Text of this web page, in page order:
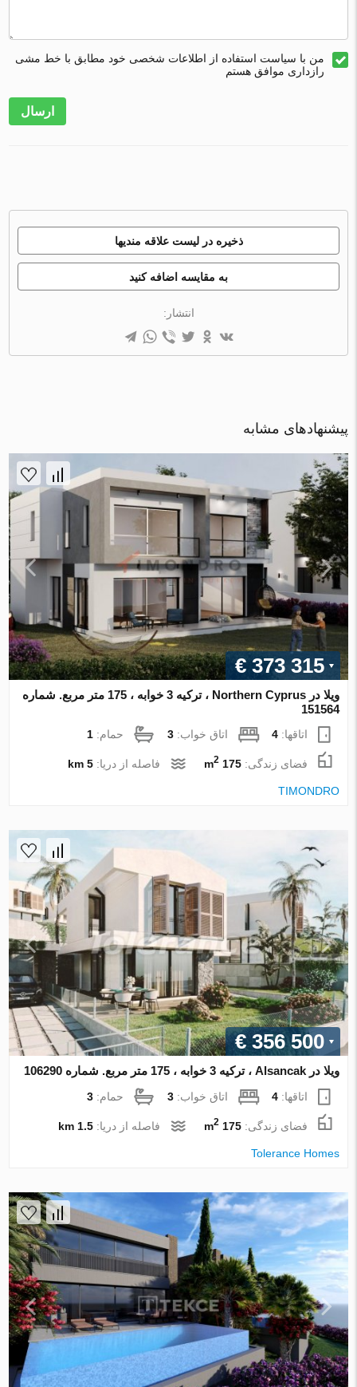
من با سیاست استفاده از اطلاعات شخصی خود مطابق با خط مشی
رازداری موافق هستم
ارسال
ذخیره در لیست علاقه مندیها
به مقایسه اضافه کنید
انتشار:
پیشنهادهای مشابه
€ 373 315
ویلا در Northern Cyprus ، ترکیه 3 خوابه ، 175 متر مربع. شماره
151564
اتاقها:4 اتاق خواب:3 حمام:1
فضای زندگی:175 m
2 فاصله از دریا:5 km
TIMONDRO
€ 356 500
ویلا در Alsancak ، ترکیه 3 خوابه ، 175 متر مربع. شماره 106290
اتاقها:4 اتاق خواب:3 حمام:3
فضای زندگی:175 m
2 فاصله از دریا:1.5 km
Tolerance Homes